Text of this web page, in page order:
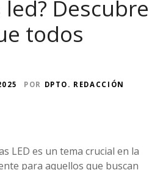
Descubre
todos
POR DPTO. REDACCIÓN
LED es un tema crucial en la
para aquellos que buscan